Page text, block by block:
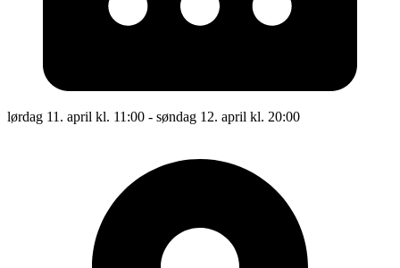
lørdag 11. april kl. 11:00 - søndag 12. april kl. 20:00